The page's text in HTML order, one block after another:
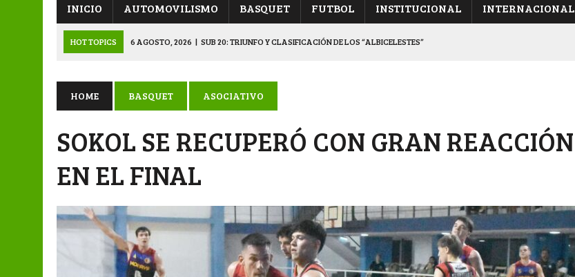
INICIO AUTOMOVILISMO BASQUET FUTBOL INSTITUCIONAL INTERNACIONAL
HOT TOPICS 6 AGOSTO, 2026 | SUB 20: TRIUNFO Y CLASIFICACIÓN DE LOS “ALBICELESTES”
5 AGOSTO, 2026 | NAPENAY-BELGRANO Y SPORTIVO-MONTENEGRINA, POR EL PASE A “SEMIS”
6 AGOSTO, 2026 APERTURA: ARSENAL, EN DOBLE JORNADA CON CACU Y CANALLAS
HOME BASQUET ASOCIATIVO
SOKOL SE RECUPERÓ CON GRAN REACCIÓN
EN EL FINAL